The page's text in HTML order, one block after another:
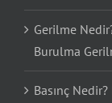
Gerilme
Burulma
Basınç